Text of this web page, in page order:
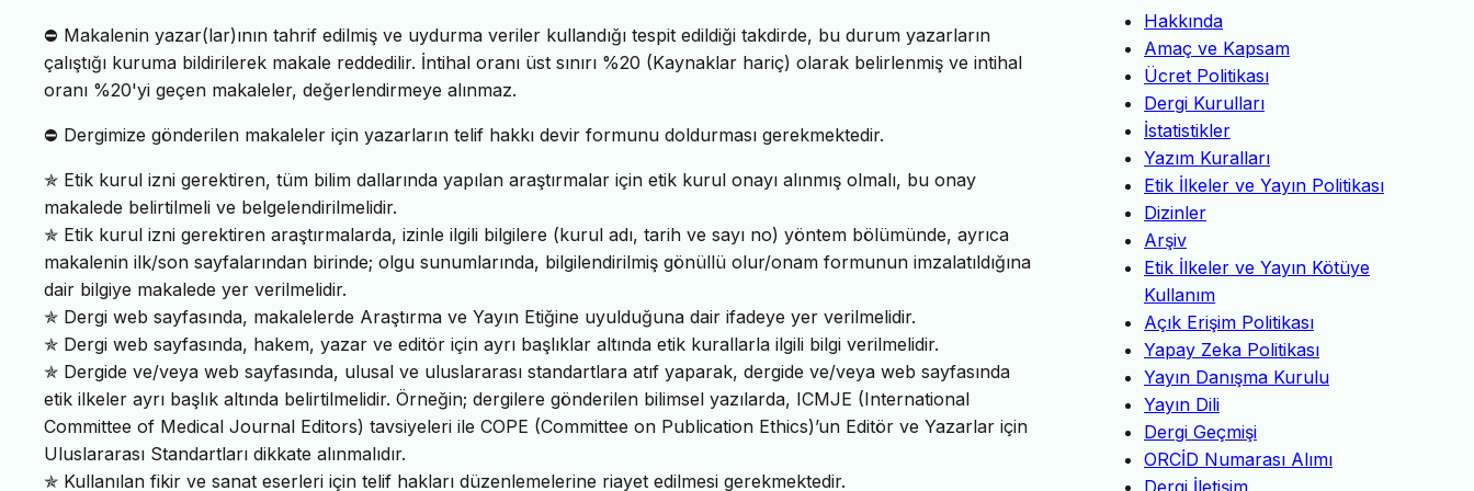
⛔ Makalenin yazar(lar)ının tahrif edilmiş ve uydurma veriler kullandığı tespit edildiği takdirde, bu durum yazarların
çalıştığı kuruma bildirilerek makale reddedilir. İntihal oranı üst sınırı %20 (Kaynaklar hariç) olarak belirlenmiş ve intihal
oranı %20'yi geçen makaleler, değerlendirmeye alınmaz.
⛔ Dergimize gönderilen makaleler için yazarların telif hakkı devir formunu doldurması gerekmektedir.
✯ Etik kurul izni gerektiren, tüm bilim dallarında yapılan araştırmalar için etik kurul onayı alınmış olmalı, bu onay
makalede belirtilmeli ve belgelendirilmelidir.
✯ Etik kurul izni gerektiren araştırmalarda, izinle ilgili bilgilere (kurul adı, tarih ve sayı no) yöntem bölümünde, ayrıca
makalenin ilk/son sayfalarından birinde; olgu sunumlarında, bilgilendirilmiş gönüllü olur/onam formunun imzalatıldığına
dair bilgiye makalede yer verilmelidir.
✯ Dergi web sayfasında, makalelerde Araştırma ve Yayın Etiğine uyulduğuna dair ifadeye yer verilmelidir.
✯ Dergi web sayfasında, hakem, yazar ve editör için ayrı başlıklar altında etik kurallarla ilgili bilgi verilmelidir.
✯ Dergide ve/veya web sayfasında, ulusal ve uluslararası standartlara atıf yaparak, dergide ve/veya web sayfasında
etik ilkeler ayrı başlık altında belirtilmelidir. Örneğin; dergilere gönderilen bilimsel yazılarda, ICMJE (International
Committee of Medical Journal Editors) tavsiyeleri ile COPE (Committee on Publication Ethics)’un Editör ve Yazarlar için
Uluslararası Standartları dikkate alınmalıdır.
✯ Kullanılan fikir ve sanat eserleri için telif hakları düzenlemelerine riayet edilmesi gerekmektedir.
Hakkında
Amaç ve Kapsam
Ücret Politikası
Dergi Kurulları
İstatistikler
Yazım Kuralları
Etik İlkeler ve Yayın Politikası
Dizinler
Arşiv
Etik İlkeler ve Yayın Kötüye
Kullanım
Açık Erişim Politikası
Yapay Zeka Politikası
Yayın Danışma Kurulu
Yayın Dili
Dergi Geçmişi
ORCİD Numarası Alımı
Dergi İletişim